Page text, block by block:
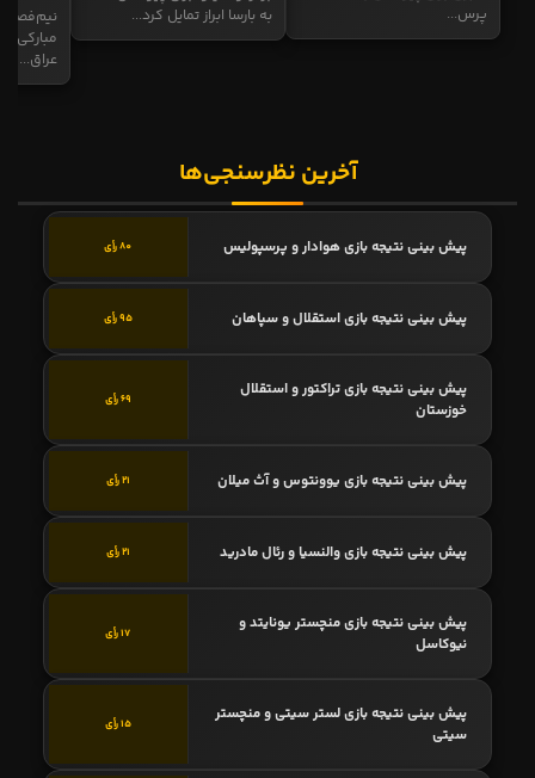
پرس...
به بارسا ابراز تمایل کرد...
نیم‌فصل
مبارکی
عراق...
آخرین نظرسنجی‌ها
پیش بینی نتیجه بازی هوادار و پرسپولیس 80 رأی
پیش بینی نتیجه بازی استقلال و سپاهان 95 رأی
پیش بینی نتیجه بازی تراکتور و استقلال
خوزستان
69 رأی
پیش بینی نتیجه بازی یوونتوس و آث میلان 21 رأی
پیش بینی نتیجه بازی والنسیا و رئال مادرید 21 رأی
پیش بینی نتیجه بازی منچستر یونایتد و
نیوکاسل
17 رأی
پیش بینی نتیجه بازی لستر سیتی و منچستر
سیتی
15 رأی